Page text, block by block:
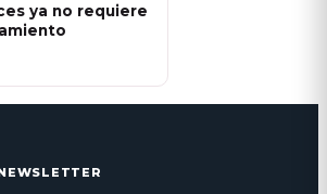
ya no requiere